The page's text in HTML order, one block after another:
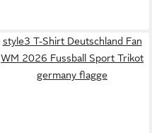
style3 T-Shirt Deutschland Fan
WM 2026 Fussball Sport Trikot
germany flagge